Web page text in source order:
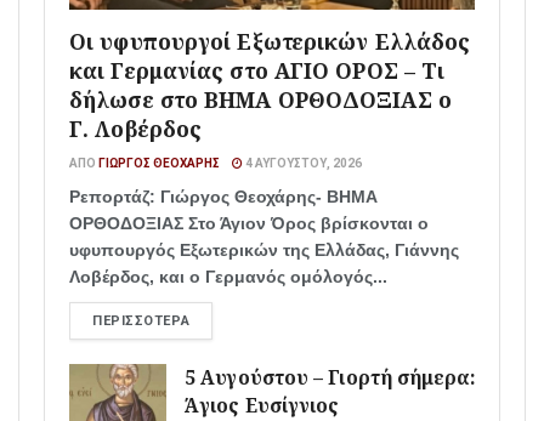
Οι υφυπουργοί Εξωτερικών Ελλάδος
και Γερμανίας στο ΑΓΙΟ ΟΡΟΣ – Τι
δήλωσε στο ΒΗΜΑ ΟΡΘΟΔΟΞΙΑΣ ο
Γ. Λοβέρδος
ΑΠΌ ΓΙΏΡΓΟΣ ΘΕΟΧΆΡΗΣ 4 ΑΥΓΟΎΣΤΟΥ, 2026
Ρεπορτάζ: Γιώργος Θεοχάρης- ΒΗΜΑ
ΟΡΘΟΔΟΞΙΑΣ Στο Άγιον Όρος βρίσκονται ο
υφυπουργός Εξωτερικών της Ελλάδας, Γιάννης
Λοβέρδος, και ο Γερμανός ομόλογός...
ΠΕΡΙΣΣΌΤΕΡΑ
5 Αυγούστου – Γιορτή σήμερα:
Άγιος Ευσίγνιος